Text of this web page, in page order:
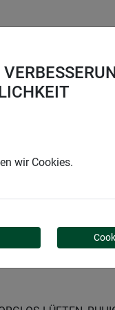
MIT
wir Cookies.